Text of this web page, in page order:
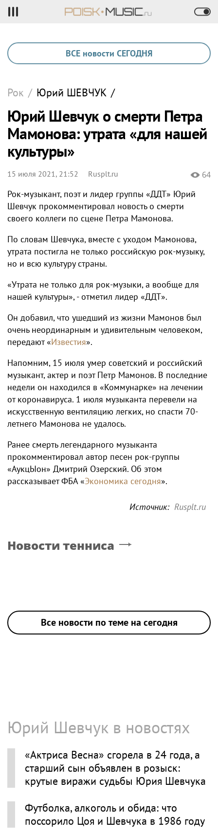
ВСЕ новости СЕГОДНЯ
Рок / Юрий ШЕВЧУК /
Юрий Шевчук о смерти Петра
Мамонова: утрата «для нашей
культуры»
15 июля 2021, 21:52 Rusplt.ru 64
Рок-музыкант, поэт и лидер группы «ДДТ» Юрий
Шевчук прокомментировал новость о смерти
своего коллеги по сцене Петра Мамонова.
По словам Шевчука, вместе с уходом Мамонова,
утрата постигла не только российскую рок-музыку,
но и всю культуру страны.
«Утрата не только для рок-музыки, а вообще для
нашей культуры», - отметил лидер «ДДТ».
Он добавил, что ушедший из жизни Мамонов был
очень неординарным и удивительным человеком,
передают «Известия».
Напомним, 15 июля умер советский и российский
музыкант, актер и поэт Петр Мамонов. В последние
недели он находился в «Коммунарке» на лечении
от коронавируса. 1 июля музыканта перевели на
искусственную вентиляцию легких, но спасти 70-
летнего Мамонова не удалось.
Ранее смерть легендарного музыканта
прокомментировал автор песен рок-группы
«АукцЫон» Дмитрий Озерский. Об этом
рассказывает ФБА «Экономика сегодня».
Источник: Rusplt.ru
Новости тенниса
Все новости по теме на сегодня
Юрий Шевчук в новостях
«Актриса Весна» сгорела в 24 года, а
старший сын объявлен в розыск:
крутые виражи судьбы Юрия Шевчука
Футболка, алкоголь и обида: что
поссорило Цоя и Шевчука в 1986 году